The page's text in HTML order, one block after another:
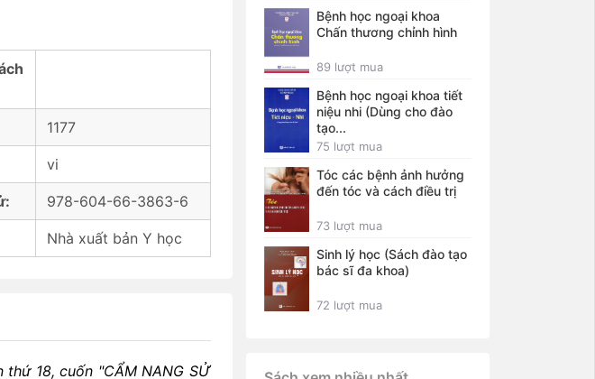
1177
vi
978-604-66-3863-6
Nhà xuất bản Y học
thứ 18, cuốn "CẨM NANG SỬ
Bệnh học ngoại khoa
Chấn thương chỉnh hình
89 lượt mua
Bệnh học ngoại khoa tiết
niệu nhi (Dùng cho đào
tạo...
75 lượt mua
Tóc các bệnh ảnh hưởng
đến tóc và cách điều trị
73 lượt mua
Sinh lý học (Sách đào tạo
bác sĩ đa khoa)
72 lượt mua